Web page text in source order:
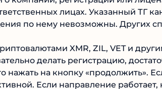
предлагает предельно простую
компании, регистрации или
по нему невозможны. Других
XMR, ZIL, VET и
делать регистрацию,
№1 В